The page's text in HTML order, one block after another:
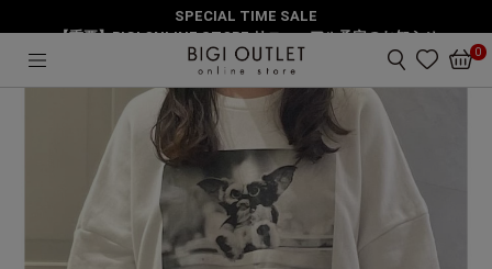
SPECIAL TIME SALE
【重要】BIGI ONLINE STORE リニューアル予定のお知らせ
0
トップス フォトBigトレーナー